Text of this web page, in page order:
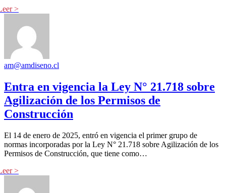
am@amdiseno.cl
Entra en vigencia la Ley N° 21.718 sobre
Agilización de los Permisos de
Construcción
El 14 de enero de 2025, entró en vigencia el primer grupo de
normas incorporadas por la Ley N° 21.718 sobre Agilización de los
Permisos de Construcción, que tiene como…